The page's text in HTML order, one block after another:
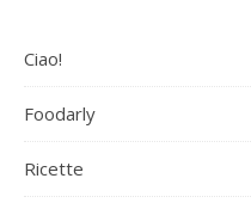
Ciao!
Foodarly
Ricette